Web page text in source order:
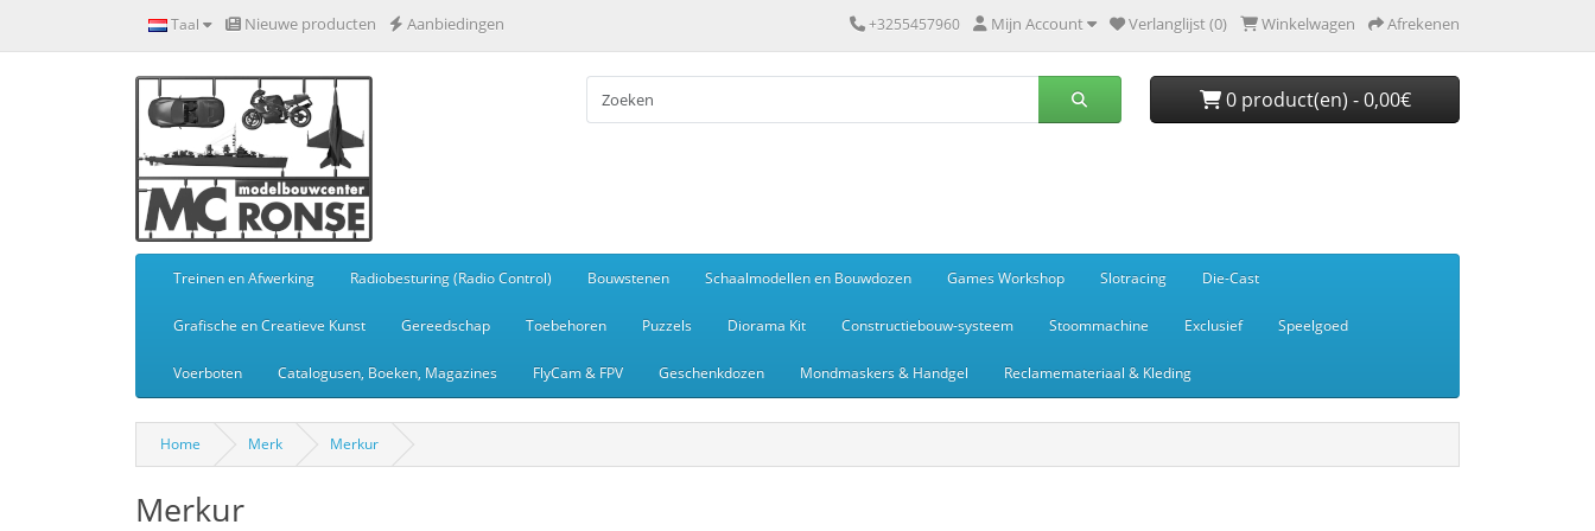
Taal Nieuwe producten Aanbiedingen +3255457960 Mijn Account Verlanglijst (0) Winkelwagen Afrekenen
0 product(en) - 0,00€
Treinen en Afwerking Radiobesturing (Radio Control) Bouwstenen Schaalmodellen en Bouwdozen Games Workshop Slotracing Die-Cast
Grafische en Creatieve Kunst Gereedschap Toebehoren Puzzels Diorama Kit Constructiebouw-systeem Stoommachine Exclusief Speelgoed
Voerboten Catalogusen, Boeken, Magazines FlyCam & FPV Geschenkdozen Mondmaskers & Handgel Reclamemateriaal & Kleding
Home Merk Merkur
Merkur